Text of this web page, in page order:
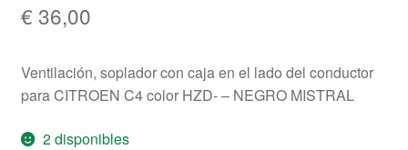
€ 36,00
Ventilación, soplador con caja en el lado del conductor
para CITROEN C4 color HZD- – NEGRO MISTRAL
2 disponibles